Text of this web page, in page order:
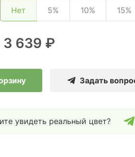
Нет 5% 10% 15%
3 639 ₽
Задать
увидеть реальный цвет?